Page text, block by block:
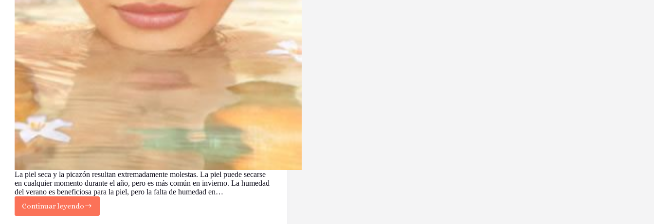
La piel seca y la picazón resultan extremadamente molestas. La piel puede secarse
en cualquier momento durante el año, pero es más común en invierno. La humedad
del verano es beneficiosa para la piel, pero la falta de humedad en…
Continuar leyendo
Consejos
para